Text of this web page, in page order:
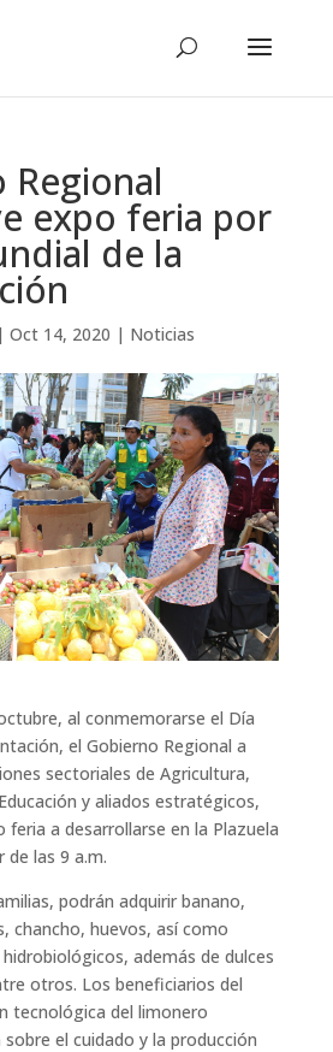
Regional
expo feria por
de la
Oct 14, 2020 | Noticias
al conmemorarse el Día
el Gobierno Regional a
sectoriales de Agricultura,
y aliados estratégicos,
feria a desarrollarse en la Plazuela
de las 9 a.m.
podrán adquirir banano,
chancho, huevos, así como
además de dulces
otros. Los beneficiarios del
tecnológica del limonero
el cuidado y la producción